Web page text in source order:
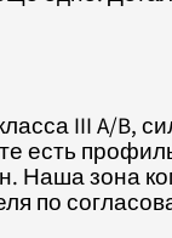
III A/B,
есть
Наша зона
по